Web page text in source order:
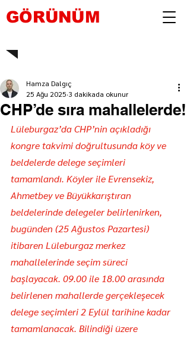
GÖRÜNÜM
CHP’de sıra mahallelerde!
Hamza Dalgıç
25 Ağu 2025 3 dakikada okunur
Lüleburgaz’da CHP’nin açıkladığı
kongre takvimi doğrultusunda köy ve
beldelerde delege seçimleri
tamamlandı. Köyler ile Evrensekiz,
Ahmetbey ve Büyükkarıştıran
beldelerinde delegeler belirlenirken,
bugünden (25 Ağustos Pazartesi)
itibaren Lüleburgaz merkez
mahallelerinde seçim süreci
başlayacak. 09.00 ile 18.00 arasında
belirlenen mahallerde gerçekleşecek
delege seçimleri 2 Eylül tarihine kadar
tamamlanacak. Bilindiği üzere